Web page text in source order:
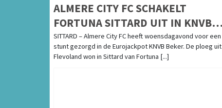
ALMERE CITY FC SCHAKELT
FORTUNA SITTARD UIT IN KNVB
BEKER
SITTARD – Almere City FC heeft woensdagavond voor een
stunt gezorgd in de Eurojackpot KNVB Beker. De ploeg uit
Flevoland won in Sittard van Fortuna [...]